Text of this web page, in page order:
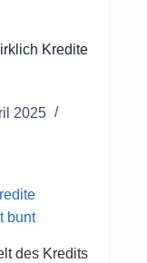
Kredite
2025
bunt
des Kredits